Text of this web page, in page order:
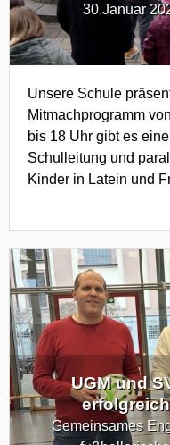
30.Januar
Unsere Schule
Mitmachprogramm
bis 18 Uhr gibt es
Schulleitung und
Kinder in Latein und
UGM und
Gemeinsames